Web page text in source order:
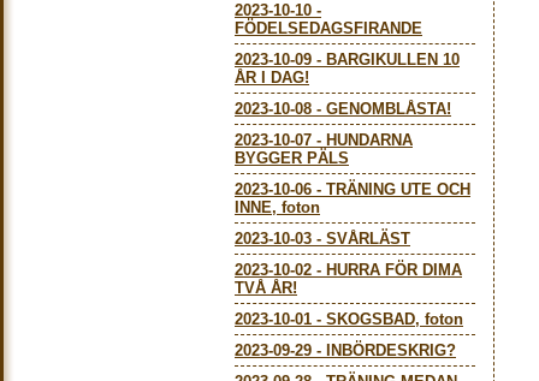
2023-10-10 -
FÖDELSEDAGSFIRANDE
2023-10-09 - BARGIKULLEN 10
ÅR I DAG!
2023-10-08 - GENOMBLÅSTA!
2023-10-07 - HUNDARNA
BYGGER PÄLS
2023-10-06 - TRÄNING UTE OCH
INNE, foton
2023-10-03 - SVÅRLÄST
2023-10-02 - HURRA FÖR DIMA
TVÅ ÅR!
2023-10-01 - SKOGSBAD, foton
2023-09-29 -
INBÖRDESKRIG?